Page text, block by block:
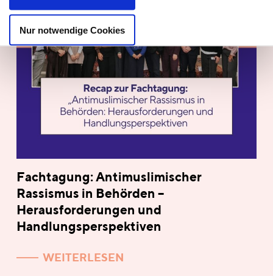
Nur notwendige Cookies
Fachtagung: Antimuslimischer
Rassismus in Behörden –
Herausforderungen und
Handlungsperspektiven
WEITERLESEN